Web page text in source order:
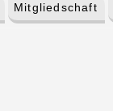
Mitgliedschaft